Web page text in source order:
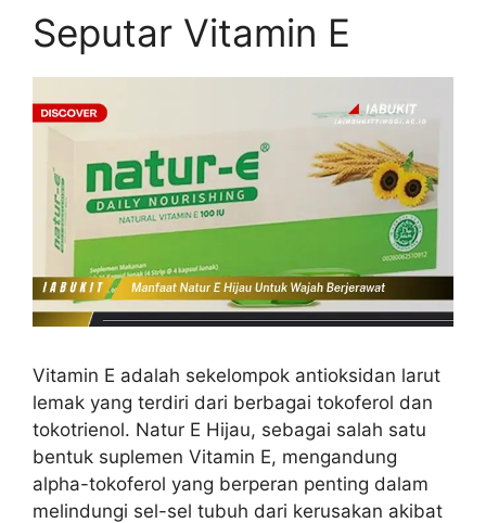
Seputar Vitamin E
Vitamin E adalah sekelompok antioksidan larut
lemak yang terdiri dari berbagai tokoferol dan
tokotrienol. Natur E Hijau, sebagai salah satu
bentuk suplemen Vitamin E, mengandung
alpha-tokoferol yang berperan penting dalam
melindungi sel-sel tubuh dari kerusakan akibat